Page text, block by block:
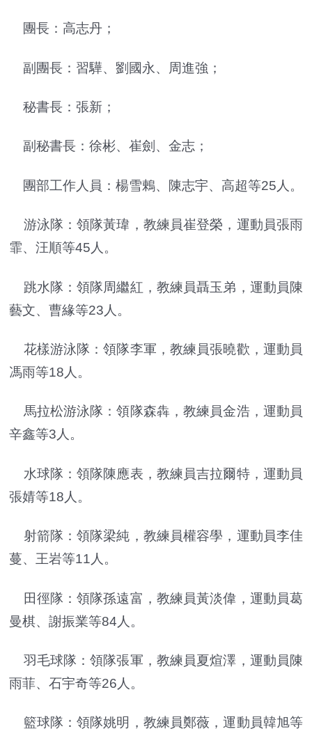
團長：高志丹；
副團長：習驊、劉國永、周進強；
秘書長：張新；
副秘書長：徐彬、崔劍、金志；
團部工作人員：楊雪鶇、陳志宇、高超等25人。
游泳隊：領隊黃瑋，教練員崔登榮，運動員張雨
霏、汪順等45人。
跳水隊：領隊周繼紅，教練員聶玉弟，運動員陳
藝文、曹緣等23人。
花樣游泳隊：領隊李軍，教練員張曉歡，運動員
馮雨等18人。
馬拉松游泳隊：領隊森犇，教練員金浩，運動員
辛鑫等3人。
水球隊：領隊陳應表，教練員吉拉爾特，運動員
張婧等18人。
射箭隊：領隊梁純，教練員權容學，運動員李佳
蔓、王岩等11人。
田徑隊：領隊孫遠富，教練員黃淡偉，運動員葛
曼棋、謝振業等84人。
羽毛球隊：領隊張軍，教練員夏煊澤，運動員陳
雨菲、石宇奇等26人。
籃球隊：領隊姚明，教練員鄭薇，運動員韓旭等